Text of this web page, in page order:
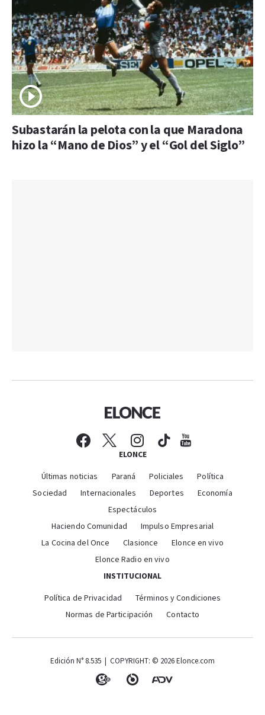
Subastarán la pelota con la que Maradona
hizo la “Mano de Dios” y el “Gol del Siglo”
ELONCE
Últimas noticias Paraná Policiales
Política
Sociedad
Internacionales Deportes
Economía
Espectáculos
Haciendo Comunidad
Impulso Empresarial
La Cocina del Once
Clasionce
Elonce en vivo
Elonce Radio en vivo
INSTITUCIONAL
Política de Privacidad
Términos y Condiciones
Normas de Participación
Contacto
Edición N° 8.535 | COPYRIGHT: © 2026 Elonce.com